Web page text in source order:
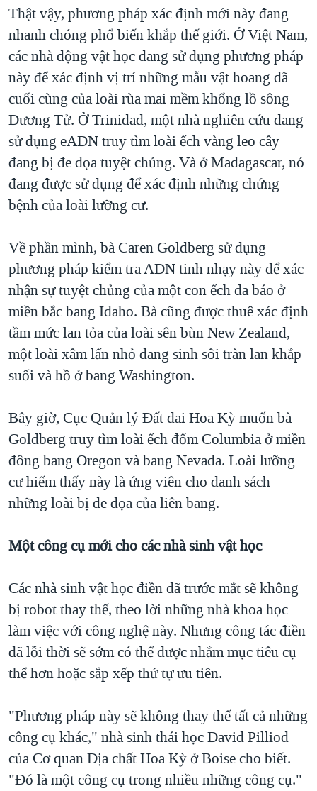
Thật vậy, phương pháp xác định mới này đang
nhanh chóng phổ biến khắp thế giới. Ở Việt Nam,
các nhà động vật học đang sử dụng phương pháp
này để xác định vị trí những mẫu vật hoang dã
cuối cùng của loài rùa mai mềm khổng lồ sông
Dương Tử. Ở Trinidad, một nhà nghiên cứu đang
sử dụng eADN truy tìm loài ếch vàng leo cây
đang bị đe dọa tuyệt chủng. Và ở Madagascar, nó
đang được sử dụng để xác định những chứng
bệnh của loài lưỡng cư.
Về phần mình, bà Caren Goldberg sử dụng
phương pháp kiểm tra ADN tinh nhạy này để xác
nhận sự tuyệt chủng của một con ếch da báo ở
miền bắc bang Idaho. Bà cũng được thuê xác định
tầm mức lan tỏa của loài sên bùn New Zealand,
một loài xâm lấn nhỏ đang sinh sôi tràn lan khắp
suối và hồ ở bang Washington.
Bây giờ, Cục Quản lý Đất đai Hoa Kỳ muốn bà
Goldberg truy tìm loài ếch đốm Columbia ở miền
đông bang Oregon và bang Nevada. Loài lưỡng
cư hiếm thấy này là ứng viên cho danh sách
những loài bị đe dọa của liên bang.
Một công cụ mới cho các nhà sinhvậthọc
Các nhà sinh vật học điền dã trước mắt sẽ không
bị robot thay thế, theo lời những nhà khoa học
làm việc với công nghệ này. Nhưng công tác điền
dã lỗi thời sẽ sớm có thể được nhắm mục tiêu cụ
thể hơn hoặc sắp xếp thứ tự ưu tiên.
"Phương pháp này sẽ không thay thế tất cả những
công cụ khác," nhà sinh thái học David Pilliod
của Cơ quan Địa chất Hoa Kỳ ở Boise cho biết.
"Đó là một công cụ trong nhiều những công cụ."